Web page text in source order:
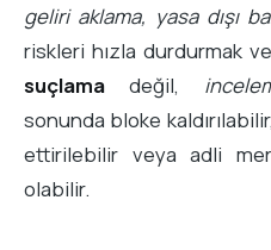
geliri aklama, yasa dışı
riskleri hızla durdurmak
suçlama değil,
sonunda bloke
ettirilebilir veya adli
olabilir.